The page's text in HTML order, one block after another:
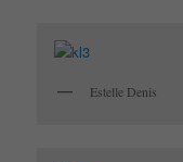
Estelle Denis